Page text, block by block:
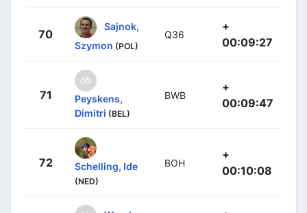
70
Sajnok,
Szymon (POL)
Q36
+
00:09:27
71
Peyskens,
Dimitri (BEL)
BWB
+
00:09:47
72 Schelling, Ide
(NED)
BOH
+
00:10:08